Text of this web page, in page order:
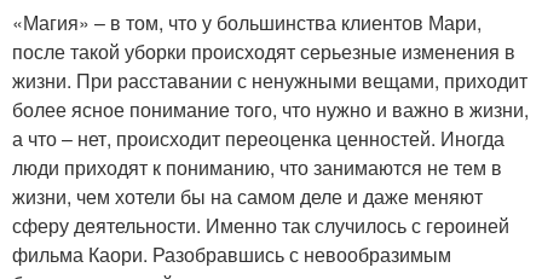
«Магия» – в том, что у большинства клиентов Мари,
после такой уборки происходят серьезные изменения в
жизни. При расставании с ненужными вещами, приходит
более ясное понимание того, что нужно и важно в жизни,
а что – нет, происходит переоценка ценностей. Иногда
люди приходят к пониманию, что занимаются не тем в
жизни, чем хотели бы на самом деле и даже меняют
сферу деятельности. Именно так случилось с героиней
фильма Каори. Разобравшись с невообразимым